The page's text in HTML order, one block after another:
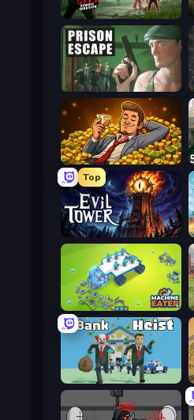
Death City Zombie Invasion
Prison Escape
Idle Billionaire Tycoon
Top
Evil Tower
Machine Eater
Bank Heist